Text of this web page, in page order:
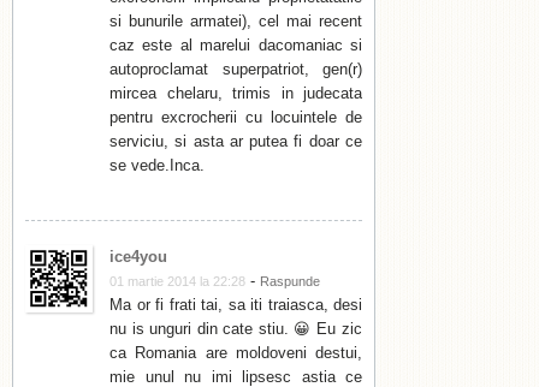
si bunurile armatei), cel mai recent
caz este al marelui dacomaniac si
autoproclamat superpatriot, gen(r)
mircea chelaru, trimis in judecata
pentru excrocherii cu locuintele de
serviciu, si asta ar putea fi doar ce
se vede.Inca.
ice4you
01 martie 2014 la 22:28 - Raspunde
Ma or fi frati tai, sa iti traiasca, desi
nu is unguri din cate stiu. 😀 Eu zic
ca Romania are moldoveni destui,
mie unul nu imi lipsesc astia ce